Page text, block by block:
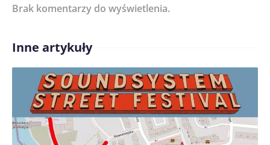
Treść komentarza*
Imię/ Nick*
Brak komentarzy do wyświetlenia.
Inne artykuły